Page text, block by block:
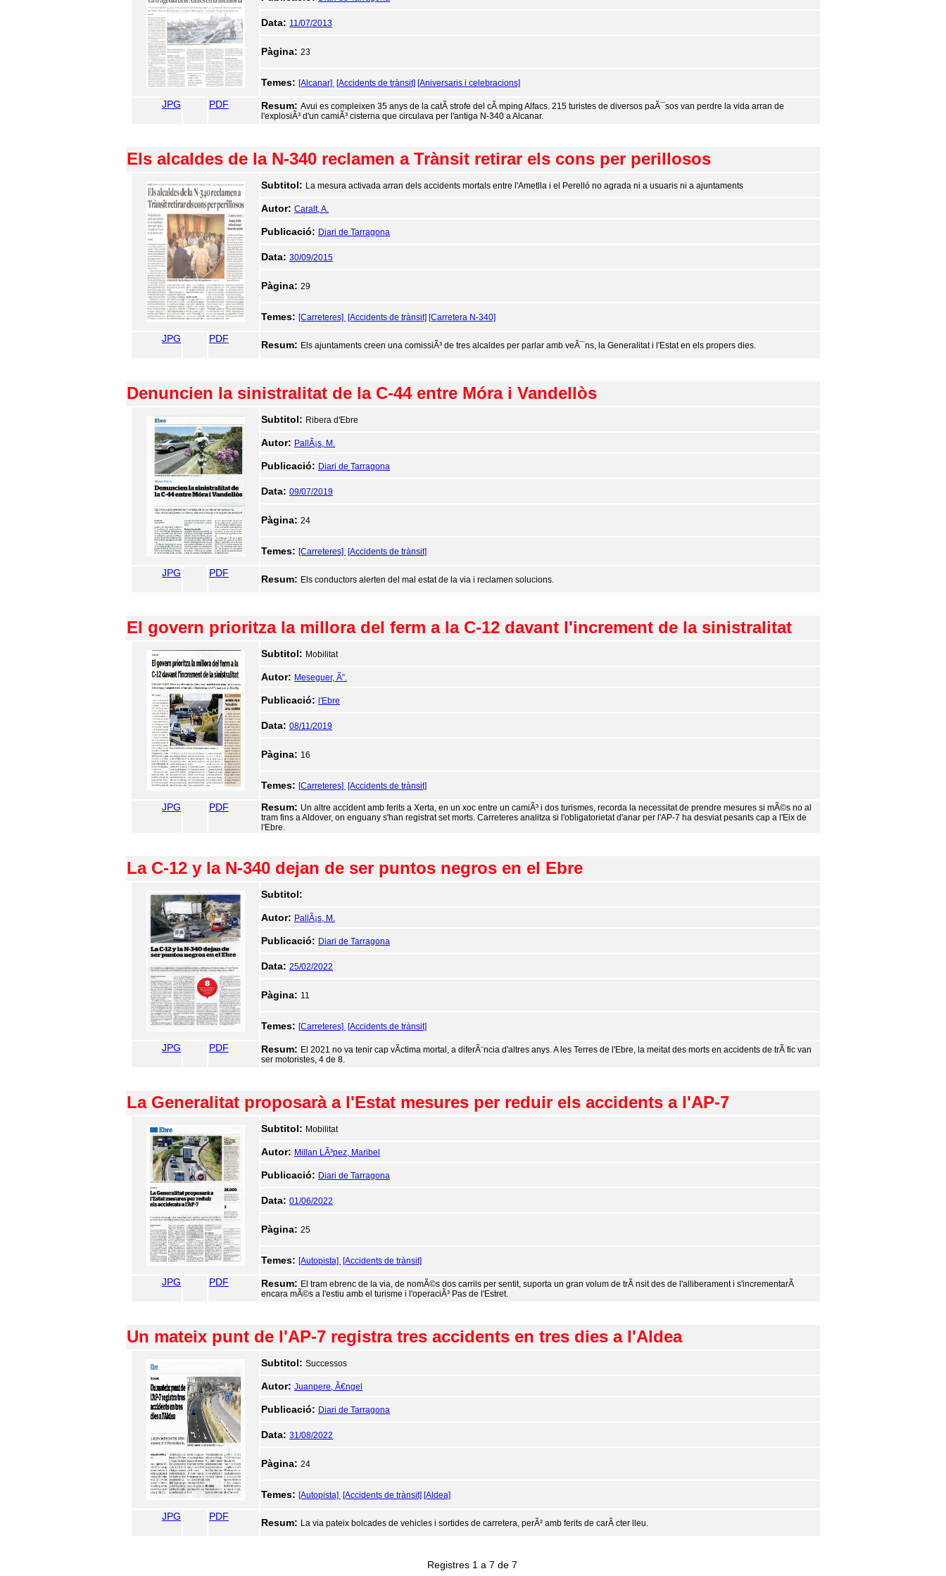
Data: 11/07/2013
Pàgina: 23
Temes: [Alcanar] [Accidents de trànsit] [Aniversaris i celebracions]
JPG PDF Resum: Avui es compleixen 35 anys de la catÃ strofe del cÃ mping Alfacs. 215 turistes de diversos paÃ¯sos van perdre la vida arran de
l'explosiÃ³ d'un camiÃ³ cisterna que circulava per l'antiga N-340 a Alcanar.
Els alcaldes de la N-340 reclamen a Trànsit retirar els cons per perillosos
Subtitol: La mesura activada arran dels accidents mortals entre l'Ametlla i el Perelló no agrada ni a usuaris ni a ajuntaments
Autor: Caralt, A.
Publicació: Diari de Tarragona
Data: 30/09/2015
Pàgina: 29
Temes: [Carreteres] [Accidents de trànsit] [Carretera N-340]
JPG PDF
Resum: Els ajuntaments creen una comissiÃ³ de tres alcaldes per parlar amb veÃ¯ns, la Generalitat i l'Estat en els propers dies.
Denuncien la sinistralitat de la C-44 entre Móra i Vandellòs
Subtitol: Ribera d'Ebre
Autor: PallÃ¡s, M.
Publicació: Diari de Tarragona
Data: 09/07/2019
Pàgina: 24
Temes: [Carreteres] [Accidents de trànsit]
JPG PDF
Resum: Els conductors alerten del mal estat de la via i reclamen solucions.
El govern prioritza la millora del ferm a la C-12 davant l'increment de la sinistralitat
Subtitol: Mobilitat
Autor: Meseguer, Ã”.
Publicació: l'Ebre
Data: 08/11/2019
Pàgina: 16
Temes: [Carreteres] [Accidents de trànsit]
JPG PDF Resum: Un altre accident amb ferits a Xerta, en un xoc entre un camiÃ³ i dos turismes, recorda la necessitat de prendre mesures si mÃ©s no al
tram fins a Aldover, on enguany s'han registrat set morts. Carreteres analitza si l'obligatorietat d'anar per l'AP-7 ha desviat pesants cap a l'Eix de
l'Ebre.
La C-12 y la N-340 dejan de ser puntos negros en el Ebre
Subtitol:
Autor: PallÃ¡s, M.
Publicació: Diari de Tarragona
Data: 25/02/2022
Pàgina: 11
Temes: [Carreteres] [Accidents de trànsit]
JPG PDF Resum: El 2021 no va tenir cap vÃ­ctima mortal, a diferÃ¨ncia d'altres anys. A les Terres de l'Ebre, la meitat des morts en accidents de trÃ fic van
ser motoristes, 4 de 8.
La Generalitat proposarà a l'Estat mesures per reduir els accidents a l'AP-7
Subtitol: Mobilitat
Autor: Millan LÃ³pez, Maribel
Publicació: Diari de Tarragona
Data: 01/06/2022
Pàgina: 25
Temes: [Autopista] [Accidents de trànsit]
JPG PDF Resum: El tram ebrenc de la via, de nomÃ©s dos carrils per sentit, suporta un gran volum de trÃ nsit des de l'alliberament i s'incrementarÃ
encara mÃ©s a l'estiu amb el turisme i l'operaciÃ³ Pas de l'Estret.
Un mateix punt de l'AP-7 registra tres accidents en tres dies a l'Aldea
Subtitol: Successos
Autor: Juanpere, Ã€ngel
Publicació: Diari de Tarragona
Data: 31/08/2022
Pàgina: 24
Temes: [Autopista] [Accidents de trànsit] [Aldea]
JPG PDF
Resum: La via pateix bolcades de vehicles i sortides de carretera, perÃ² amb ferits de carÃ cter lleu.
Registres 1 a 7 de 7